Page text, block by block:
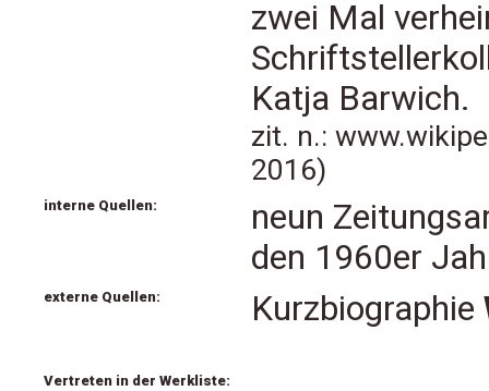
zwei Mal
Katja Barwich.
zit. n.:
2016)
interne Quellen:
neun
den 1960er
externe Quellen: Kurzbiographie
Vertreten in der Werkliste: